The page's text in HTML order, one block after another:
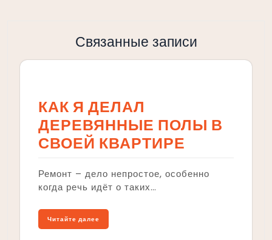
Связанные записи
КАК Я ДЕЛАЛ
ДЕРЕВЯННЫЕ ПОЛЫ В
СВОЕЙ КВАРТИРЕ
Ремонт – дело непростое, особенно
когда речь идёт о таких…
Читайте далее